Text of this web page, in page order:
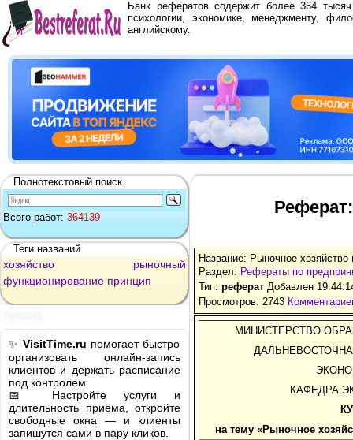
Банк рефератов содержит более 364
психологии, экономике, менеджменту,
английскому.
Полнотекстовый поиск
Всего работ: 364139
Теги названий
хозяйство
рыночный
функционирование принцип
✨ VisitTime.ru помогает быстро
организовать онлайн-запись
клиентов и держать расписание
под контролем.
📅 Настройте услуги и
длительность приёма, откройте
свободные окна — и клиенты
запишутся сами в пару кликов.
Название: Рыночное
Раздел: Рефераты по
Тип: реферат Добавлен
Просмотров: 2743
МИНИСТЕРСТВО
КАФЕДРА
на тему «Рыночное